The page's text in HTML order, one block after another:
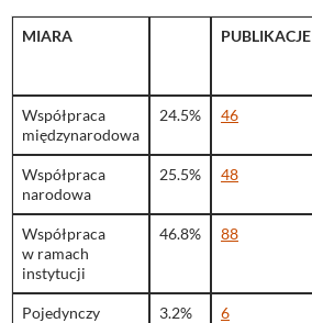
MIARA PUBLIKACJE
Współpraca
międzynarodowa
24.5% 46
Współpraca
narodowa
25.5% 48
Współpraca
w ramach
instytucji
46.8% 88
Pojedynczy
3.2% 6